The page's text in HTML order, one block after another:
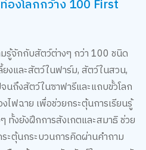
รโยงเส้นจับคู่
ารระบายสีภาพตัวละครสนูปี้และ
ช้เล่นประกอบกิจกรรมต่างๆ ใน
ละฝึกการสังเกต